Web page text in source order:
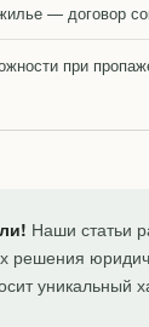
— договор
при
Наши статьи
решения
уникальный